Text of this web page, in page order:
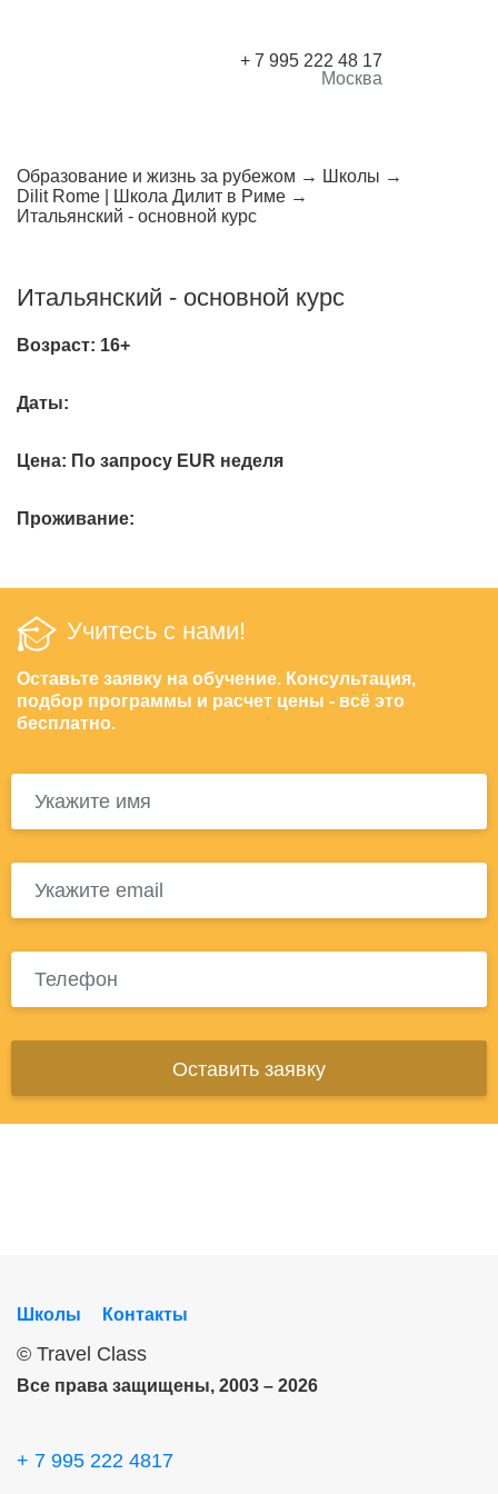
+ 7 995 222 48 17
Москва
Образование и жизнь за рубежом
Школы
Dilit Rome | Школа Дилит в Риме
Итальянский - основной курс
Итальянский - основной курс
Возраст: 16+
Даты:
Цена: По запросу EUR неделя
Проживание:
Учитесь с нами!
Оставьте заявку на обучение. Консультация,
подбор программы и расчет цены - всё это
бесплатно.
Оставить заявку
Школы Контакты
© Travel Class
Все права защищены, 2003 – 2026
+ 7 995 222 4817